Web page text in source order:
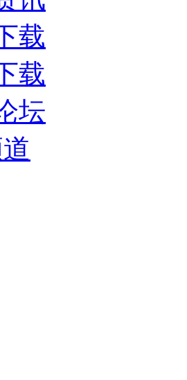
载
载
坛